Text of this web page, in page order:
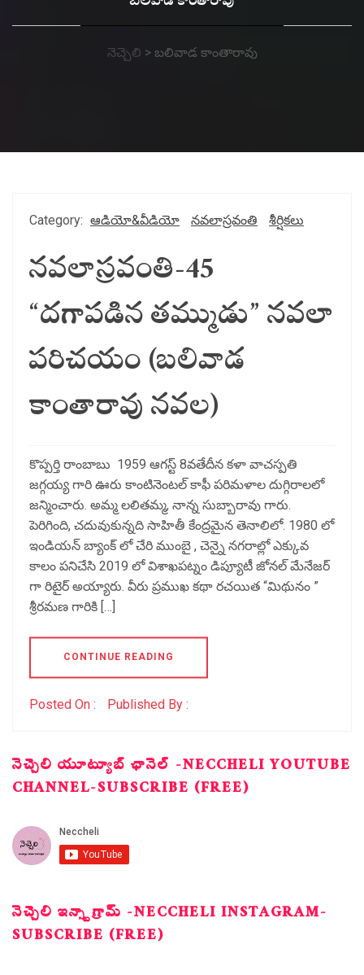
నెచ్చెలి > బలివాడ కాంతారావు
Category: ఆడియో&వీడియో నవలాస్రవంతి శీర్షికలు
నవలాస్రవంతి-45
“దగాపడిన తమ్ముడు” నవలా
పరిచయం (బలివాడ
కాంతారావు నవల)
కొప్పర్తి రాంబాబు 1959 ఆగస్ట్ 8వతేదీన కళా వాచస్పతి
జగ్గయ్య గారి ఊరు కాంటినెంటల్ కాఫీ పరిమళాల దుగ్గిరాలలో
జన్మించారు. అమ్మ లలితమ్మ, నాన్న సుబ్బారావు గారు.
పెరిగింది, చదువుకున్నది సాహితీ కేంద్రమైన తెనాలిలో. 1980 లో
ఇండియన్ బ్యాంక్ లో చేరి ముంబై , చెన్నై నగరాల్లో ఎక్కువ
కాలం పనిచేసి 2019 లో విశాఖపట్నం డిప్యూటీ జోనల్ మేనేజర్
గా రిటైర్ అయ్యారు. వీరు ప్రముఖ కథా రచయిత “మిథునం ”
శ్రీరమణ గారికి […]
CONTINUE READING
Posted On : Published By :
నెచ్చెలి యూట్యూబ్ ఛానెల్ -NECCHELI YOUTUBE
CHANNEL-SUBSCRIBE (FREE)
నెచ్చెలి ఇన్స్టాగ్రామ్ -NECCHELI INSTAGRAM-
SUBSCRIBE (FREE)